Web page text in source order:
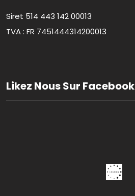
Siret 514 443 142 00013
TVA : FR 7451444314200013
Likez Nous Sur Facebook